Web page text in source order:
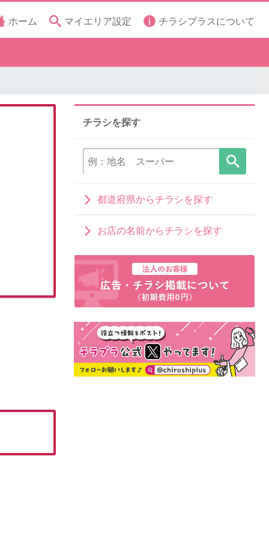
ホーム マイエリア設定 チラシプラスについて
チラシを探す
都道府県からチラシを探す
お店の名前からチラシを探す